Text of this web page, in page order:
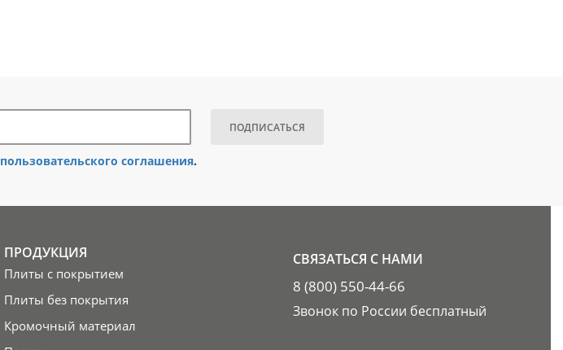
ПОДПИСАТЬСЯ
пользовательского соглашения.
ПРОДУКЦИЯ
Плиты с покрытием
Плиты без покрытия
Кромочный материал
СВЯЗАТЬСЯ С НАМИ
8 (800) 550-44-66
Звонок по России бесплатный